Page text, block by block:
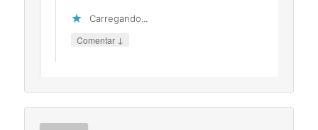
Carregando...
Comentar ↓